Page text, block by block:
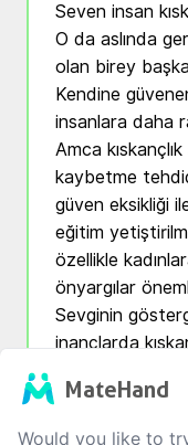
Seven insan
O da aslında
olan birey
Kendine
insanlara daha
Amca
kaybetme
güven eksikliği
eğitim
özellikle
önyargılar
Sevginin
inançlarda
erkeğinin
MateHand
Would you like to